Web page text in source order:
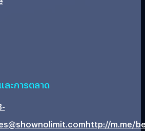
ละการตลาด
http://m.me/